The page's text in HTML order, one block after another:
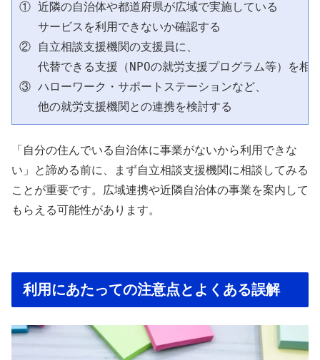
① 近隣の自治体や都道府県が広域で実施している
サービスを利用できないか確認する
② 自立相談支援機関の支援員に、
代替できる支援（NPOの就労支援プログラム等）を相
③ ハローワーク・サポートステーションなど、
「自分の住んでいる自治体に事業がないから利用できな
い」と諦める前に、まず自立相談支援機関に相談してみる
ことが重要です。広域連携や近隣自治体の事業を案内して
もらえる可能性があります。
利用にあたっての注意点とよくある誤解